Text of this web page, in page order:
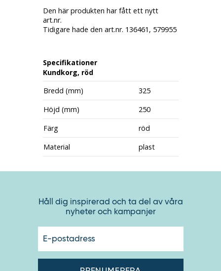
Den här produkten har fått ett nytt
art.nr.
Tidigare hade den art.nr. 136461, 579955
Specifikationer
Kundkorg, röd
Bredd (mm)
325
Höjd (mm)
250
Färg
röd
Material
plast
Håll dig inspirerad och ta del av våra
nyheter och kampanjer